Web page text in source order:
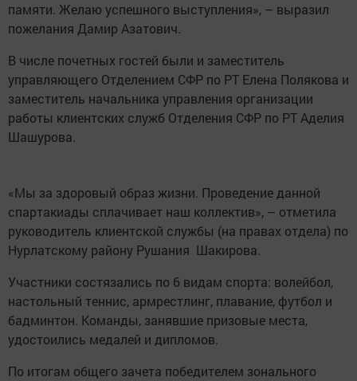
памяти. Желаю успешного выступления», – выразил
пожелания Дамир Азатович.
В числе почетных гостей были и заместитель
управляющего Отделением СФР по РТ Елена Полякова и
заместитель начальника управления организации
работы клиентских служб Отделения СФР по РТ Аделия
Шашурова.
«Мы за здоровый образ жизни. Проведение данной
спартакиады сплачивает наш коллектив», – отметила
руководитель клиентской службы (на правах отдела) по
Нурлатскому району Рушания Шакирова.
Участники состязались по 6 видам спорта: волейбол,
настольный теннис, армрестлинг, плавание, футбол и
бадминтон. Команды, занявшие призовые места,
удостоились медалей и дипломов.
По итогам общего зачета победителем зонального